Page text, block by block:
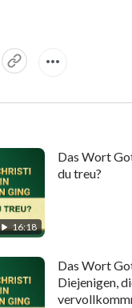
16:18
Das Wort
du treu?
Das Wort
Diejenigen,